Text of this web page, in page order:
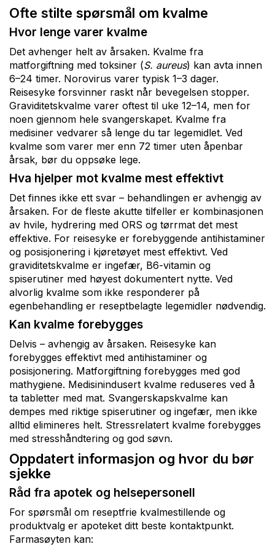
Ofte stilte spørsmål om kvalme
Hvor lenge varer kvalme
Det avhenger helt av årsaken. Kvalme fra
matforgiftning med toksiner (S. aureus) kan avta innen
6–24 timer. Norovirus varer typisk 1–3 dager.
Reisesyke forsvinner raskt når bevegelsen stopper.
Graviditetskvalme varer oftest til uke 12–14, men for
noen gjennom hele svangerskapet. Kvalme fra
medisiner vedvarer så lenge du tar legemidlet. Ved
kvalme som varer mer enn 72 timer uten åpenbar
årsak, bør du oppsøke lege.
Hva hjelper mot kvalme mest effektivt
Det finnes ikke ett svar – behandlingen er avhengig av
årsaken. For de fleste akutte tilfeller er kombinasjonen
av hvile, hydrering med ORS og tørrmat det mest
effektive. For reisesyke er forebyggende antihistaminer
og posisjonering i kjøretøyet mest effektivt. Ved
graviditetskvalme er ingefær, B6-vitamin og
spiserutiner med høyest dokumentert nytte. Ved
alvorlig kvalme som ikke responderer på
egenbehandling er reseptbelagte legemidler nødvendig.
Kan kvalme forebygges
Delvis – avhengig av årsaken. Reisesyke kan
forebygges effektivt med antihistaminer og
posisjonering. Matforgiftning forebygges med god
mathygiene. Medisinindusert kvalme reduseres ved å
ta tabletter med mat. Svangerskapskvalme kan
dempes med riktige spiserutiner og ingefær, men ikke
alltid elimineres helt. Stressrelatert kvalme forebygges
med stresshåndtering og god søvn.
Oppdatert informasjon og hvor du bør
sjekke
Råd fra apotek og helsepersonell
For spørsmål om reseptfrie kvalmestillende og
produktvalg er apoteket ditt beste kontaktpunkt.
Farmasøyten kan: